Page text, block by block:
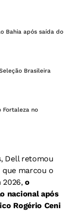
Bahia após saída do
Brasileira
Fortaleza no
Dell retomou
marcou o
2026,o
nacional após
Rogério Ceni